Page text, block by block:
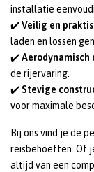
installatie
✔️Veilig en
laden en lossen
✔️Aerodynamisch
de rijervaring.
✔️Stevige
voor maximale
Bij ons vind je de
reisbehoeften. Of
altijd van een